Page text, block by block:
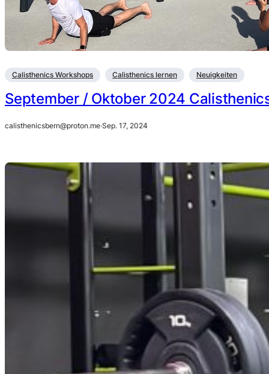
Calisthenics Workshops Calisthenics lernen Neuigkeiten
September / Oktober 2024
calisthenicsbern@proton.me·Sep. 17, 2024